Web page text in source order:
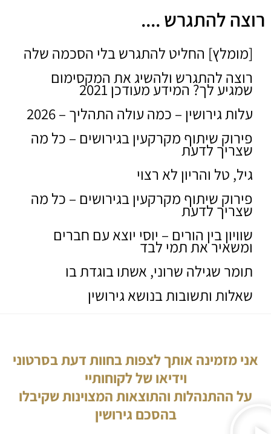
רוצה להתגרש ....
[מומלץ] החליט להתגרש בלי הסכמה שלה
רוצה להתגרש ולהשיג את המקסימום
שמגיע לך? המידע מעודכן 2021
עלות גירושין – כמה עולה התהליך – 2026
פירוק שיתוף מקרקעין בגירושים – כל מה
שצריך לדעת
גיל, טל והריון לא רצוי
פירוק שיתוף מקרקעין בגירושים – כל מה
שצריך לדעת
שוויון בין הורים – יוסי יוצא עם חברים
ומשאיר את תמי לבד
תומר שגילה שרוני, אשתו בוגדת בו
שאלות ותשובות בנושא גירושין
אני מזמינה אותך לצפות בחוות דעת בסרטוני
וידיאו של לקוחותיי
על ההתנהלות והתוצאות המצוינות שקיבלו
בהסכם גירושין